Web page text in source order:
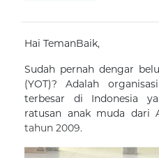
Hai TemanBaik,
Sudah pernah dengar
(YOT)? Adalah
terbesar di Indonesia
ratusan anak muda dari
tahun 2009.